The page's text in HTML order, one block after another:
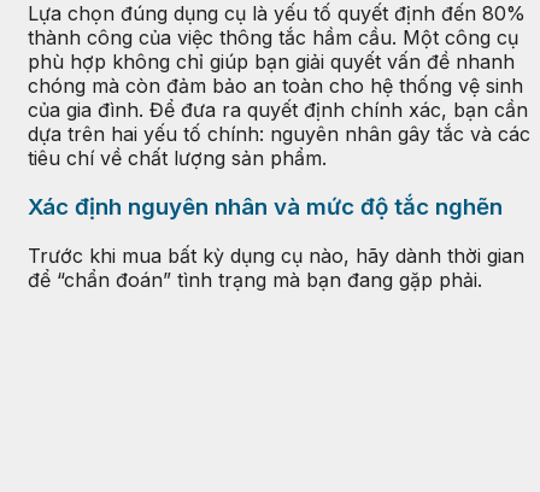
Lựa chọn đúng dụng cụ là yếu tố quyết định đến 80%
thành công của việc thông tắc hầm cầu. Một công cụ
phù hợp không chỉ giúp bạn giải quyết vấn đề nhanh
chóng mà còn đảm bảo an toàn cho hệ thống vệ sinh
của gia đình. Để đưa ra quyết định chính xác, bạn cần
dựa trên hai yếu tố chính: nguyên nhân gây tắc và các
tiêu chí về chất lượng sản phẩm.
Xác định nguyên nhân và mức độ tắc nghẽn
Trước khi mua bất kỳ dụng cụ nào, hãy dành thời gian
để “chẩn đoán” tình trạng mà bạn đang gặp phải.